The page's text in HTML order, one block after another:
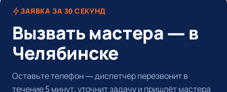
ЗАЯВКА ЗА 30 СЕКУНД
Вызвать мастера — в
Челябинске
Оставьте телефон — диспетчер перезвонит в
течение 5 минут, уточнит задачу и пришлёт мастера